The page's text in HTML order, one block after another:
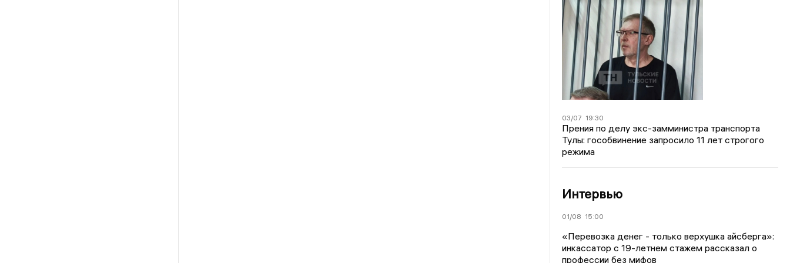
03/07 19:30
Прения по делу экс-замминистра транспорта
Тулы: гособвинение запросило 11 лет строгого
режима
Интервью
01/08 15:00
«Перевозка денег - только верхушка айсберга»:
инкассатор с 19-летнем стажем рассказал о
профессии без мифов